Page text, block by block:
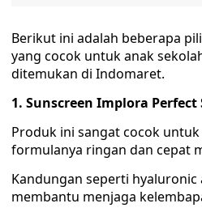
Berikut ini adalah beberapa
yang cocok untuk anak
ditemukan di Indomaret.
1. Sunscreen Implora Perfect
Produk ini sangat cocok
formulanya ringan dan cepat
Kandungan seperti
membantu menjaga